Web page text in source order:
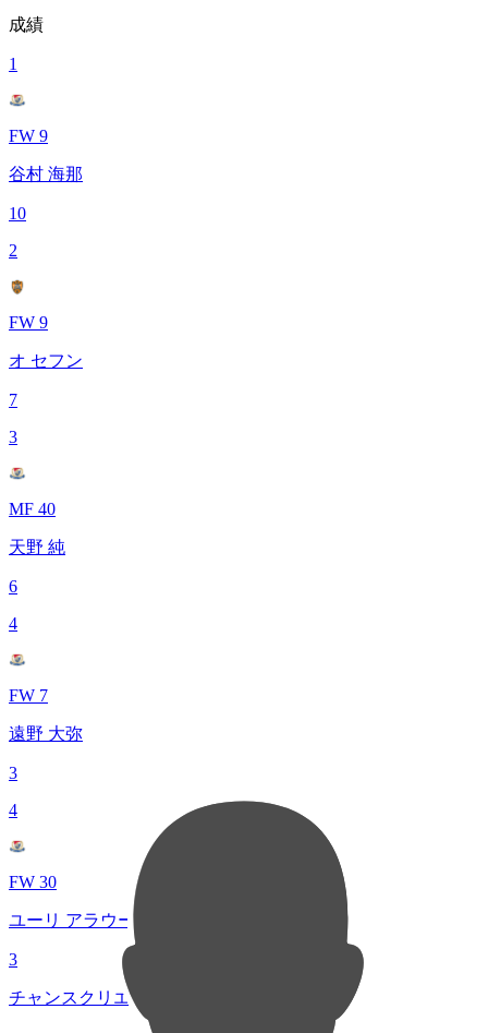
成績
1
FW 9
谷村 海那
10
2
FW 9
オ セフン
7
3
MF 40
天野 純
6
4
FW 7
遠野 大弥
3
4
FW 30
ユーリ アラウージョ
3
チャンスクリエイト総数